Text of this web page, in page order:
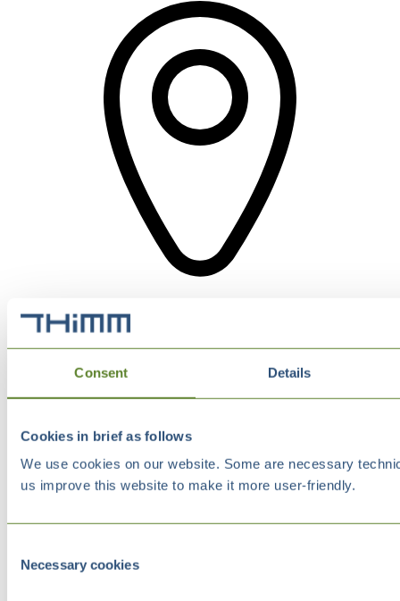
Consent Details
Cookies in brief as follows
We use cookies on our website. Some are necessary
us improve this website to make it more user-friendly.
Selection
Necessary cookies